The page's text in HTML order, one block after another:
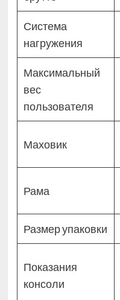
Система
нагружения
Максимальный
вес
пользователя
Маховик
Рама
Размер упаковки
Показания
консоли